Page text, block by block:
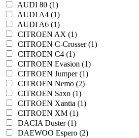
AUDI 80 (1)
AUDI A4 (1)
AUDI A6 (1)
CITROEN AX (1)
CITROEN C-Crosser (1)
CITROEN C4 (1)
CITROEN Evasion (1)
CITROEN Jumper (1)
CITROEN Nemo (2)
CITROEN Saxo (1)
CITROEN Xantia (1)
CITROEN XM (1)
DACIA Duster (1)
DAEWOO Espero (2)